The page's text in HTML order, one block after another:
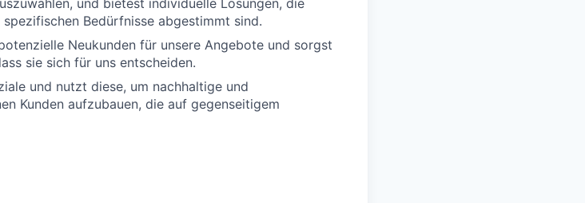
und bietest individuelle Lösungen, die
Bedürfnisse abgestimmt sind.
Neukunden für unsere Angebote und sorgst
sie sich für uns entscheiden.
und nutzt diese, um nachhaltige und
Kunden aufzubauen, die auf gegenseitigem